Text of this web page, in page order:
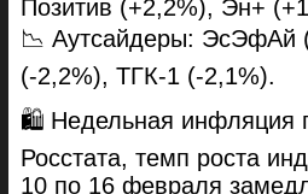
Позитив (+2,2%), Эн+
📉 Аутсайдеры: ЭсЭфАй
(-2,2%), ТГК-1 (-2,1%).
🛍 Недельная инфляция
Росстата, темп роста
10 по 16 февраля